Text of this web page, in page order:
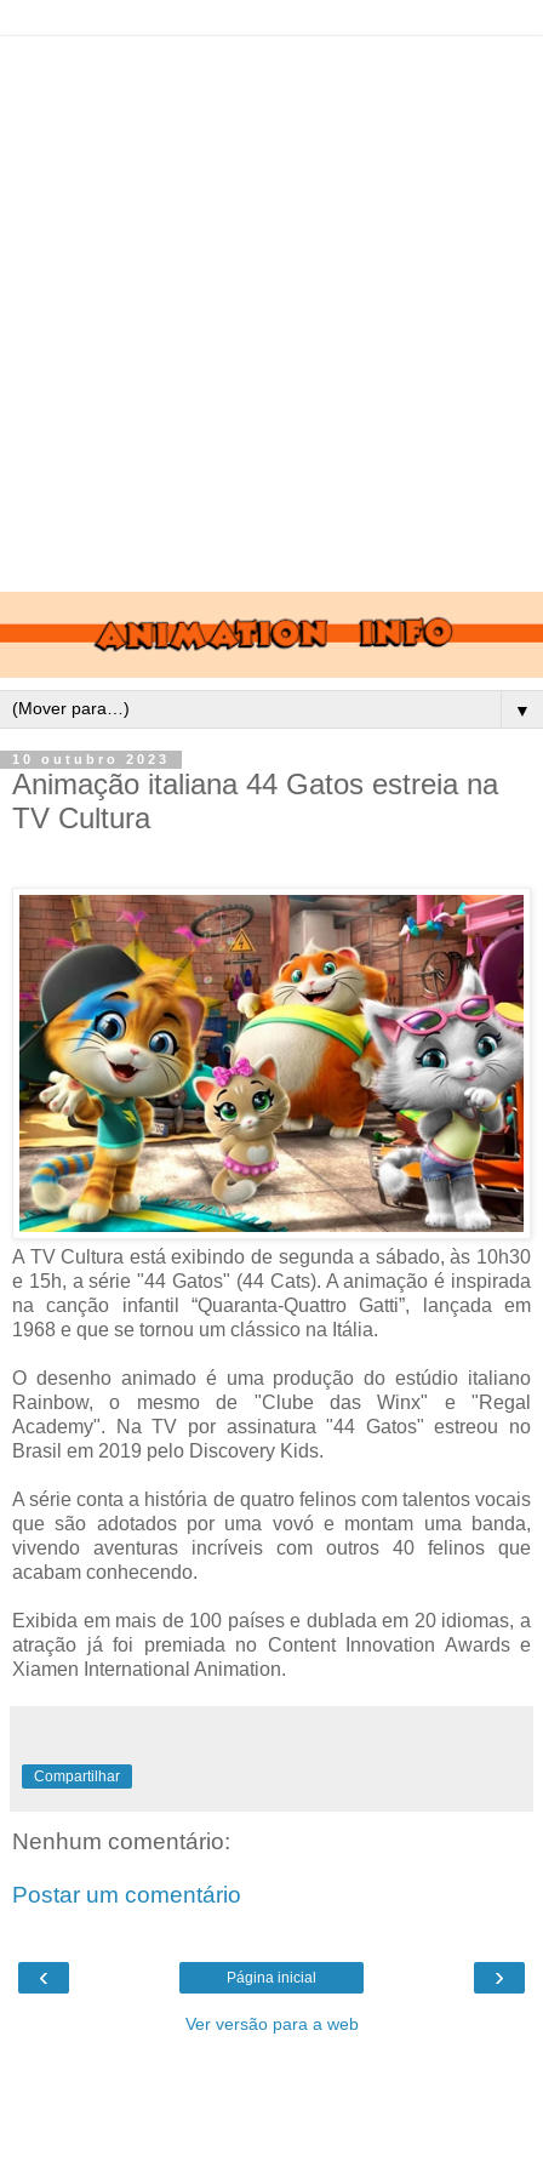
▼
10 outubro 2023
Animação italiana 44 Gatos estreia na
TV Cultura
A TV Cultura está exibindo de segunda a sábado, às 10h30
e 15h, a série "44 Gatos" (44 Cats). A animação é inspirada
na canção infantil “Quaranta-Quattro Gatti”, lançada em
1968 e que se tornou um clássico na Itália.
O desenho animado é uma produção do estúdio italiano
Rainbow, o mesmo de "Clube das Winx" e "Regal
Academy". Na TV por assinatura "44 Gatos" estreou no
Brasil em 2019 pelo Discovery Kids.
A série conta a história de quatro felinos com talentos vocais
que são adotados por uma vovó e montam uma banda,
vivendo aventuras incríveis com outros 40 felinos que
acabam conhecendo.
Exibida em mais de 100 países e dublada em 20 idiomas, a
atração já foi premiada no Content Innovation Awards e
Xiamen International Animation.
Compartilhar
Nenhum comentário:
Postar um comentário
‹ ›
Página inicial
Ver versão para a web